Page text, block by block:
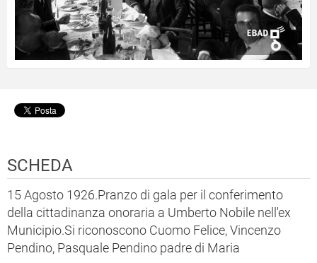
SCHEDA
15 Agosto 1926.Pranzo di gala per il conferimento
della cittadinanza onoraria a Umberto Nobile nell'ex
Municipio.Si riconoscono Cuomo Felice, Vincenzo
Pendino, Pasquale Pendino padre di Maria